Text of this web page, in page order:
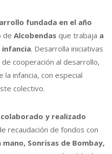
fundada en el año
de Alcobendas que trabaja a
infancia. Desarrolla iniciativas
cooperación al desarrollo,
infancia, con especial
colectivo.
colaborado y realizado
recaudación de fondos con
mano, Sonrisas de Bombay,